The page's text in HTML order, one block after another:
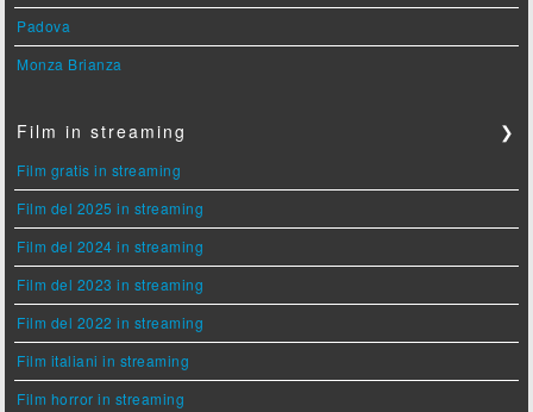
Padova
Monza Brianza
Film in streaming ❯
Film gratis in streaming
Film del 2025 in streaming
Film del 2024 in streaming
Film del 2023 in streaming
Film del 2022 in streaming
Film italiani in streaming
Film horror in streaming